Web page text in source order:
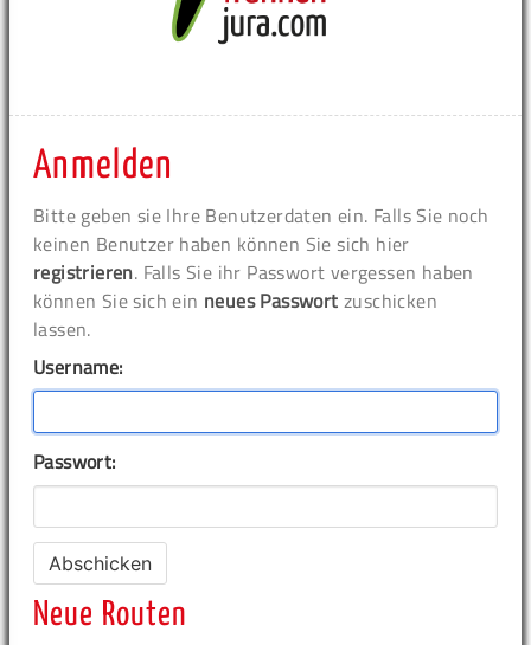
Anmelden
Bitte geben sie Ihre Benutzerdaten ein. Falls Sie noch
keinen Benutzer haben können Sie sich hier
registrieren. Falls Sie ihr Passwort vergessen haben
können Sie sich ein neues Passwort zuschicken
lassen.
Username:
Passwort:
Neue Routen